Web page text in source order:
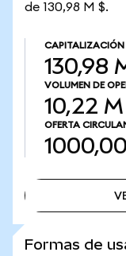
de 130,98 M $.
CAPITALIZACIÓN
130,98
VOLUMEN DE
10,22
OFERTA
Formas de